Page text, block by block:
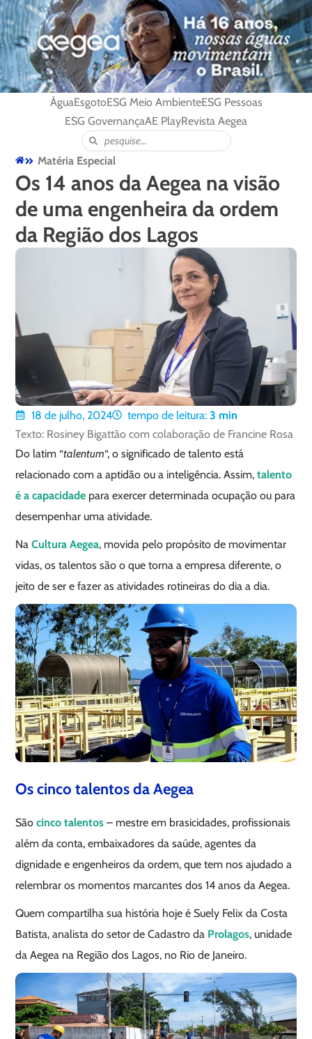
ÁguaEsgotoESG Meio AmbienteESG Pessoas
ESG GovernançaAE PlayRevista Aegea
Matéria Especial
Os 14 anos da Aegea na visão
de uma engenheira da ordem
da Região dos Lagos
18 de julho, 2024 tempo de leitura: 3 min
Texto: Rosiney Bigattão com colaboração de Francine Rosa
Do latim “talentum“, o significado de talento está
relacionado com a aptidão ou a inteligência. Assim,talento
é a capacidade para exercer determinada ocupação ou para
desempenhar uma atividade.
NaCultura Aegea, movida pelo propósito de movimentar
vidas, os talentos são o que torna a empresa diferente, o
jeito de ser e fazer as atividades rotineiras do dia a dia.
Os cinco talentos da Aegea
Sãocinco talentos – mestre em brasicidades, profissionais
além da conta, embaixadores da saúde, agentes da
dignidade e engenheiros da ordem, que tem nos ajudado a
relembrar os momentos marcantes dos 14 anos da Aegea.
Quem compartilha sua história hoje é Suely Felix da Costa
Batista, analista do setor de Cadastro da Prolagos, unidade
da Aegea na Região dos Lagos, no Rio de Janeiro.